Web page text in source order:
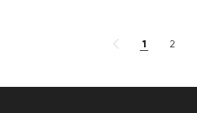
1 2